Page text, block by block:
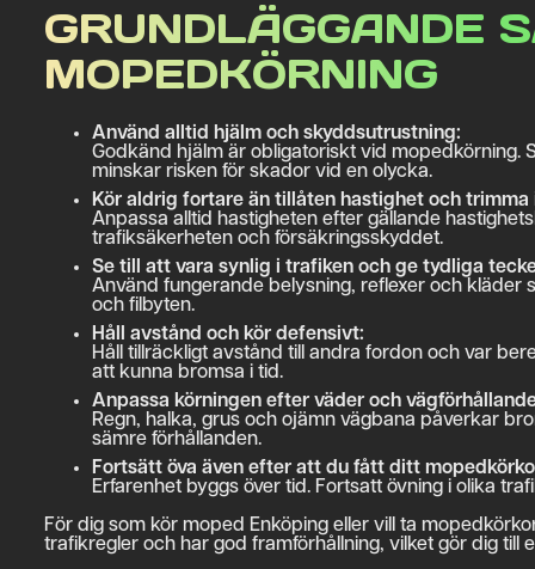
GRUNDLÄGGANDE
MOPEDKÖRNING
Använd alltid hjälm och skyddsutrustning:
Godkänd hjälm är obligatoriskt vid mopedkörning.
minskar risken för skador vid en olycka.
Kör aldrig fortare än tillåten hastighet och trimma
Anpassa alltid hastigheten efter gällande
trafiksäkerheten och försäkringsskyddet.
Se till att vara synlig i trafiken och ge tydliga
Använd fungerande belysning, reflexer och kläder
och filbyten.
Håll avstånd och kör defensivt:
Håll tillräckligt avstånd till andra fordon och var
att kunna bromsa i tid.
Anpassa körningen efter väder och
Regn, halka, grus och ojämn vägbana påverkar
sämre förhållanden.
Fortsätt öva även efter att du fått ditt
Erfarenhet byggs över tid. Fortsatt övning i olika
För dig som kör moped Enköping eller vill ta
trafikregler och har god framförhållning, vilket gör dig till